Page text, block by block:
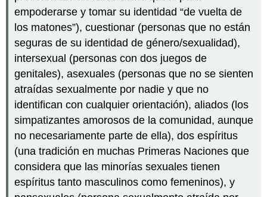
empoderarse y tomar su identidad “de vuelta de
los matones”), cuestionar (personas que no están
seguras de su identidad de género/sexualidad),
intersexual (personas con dos juegos de
genitales), asexuales (personas que no se sienten
atraídas sexualmente por nadie y que no
identifican con cualquier orientación), aliados (los
simpatizantes amorosos de la comunidad, aunque
no necesariamente parte de ella), dos espíritus
(una tradición en muchas Primeras Naciones que
considera que las minorías sexuales tienen
espíritus tanto masculinos como femeninos), y